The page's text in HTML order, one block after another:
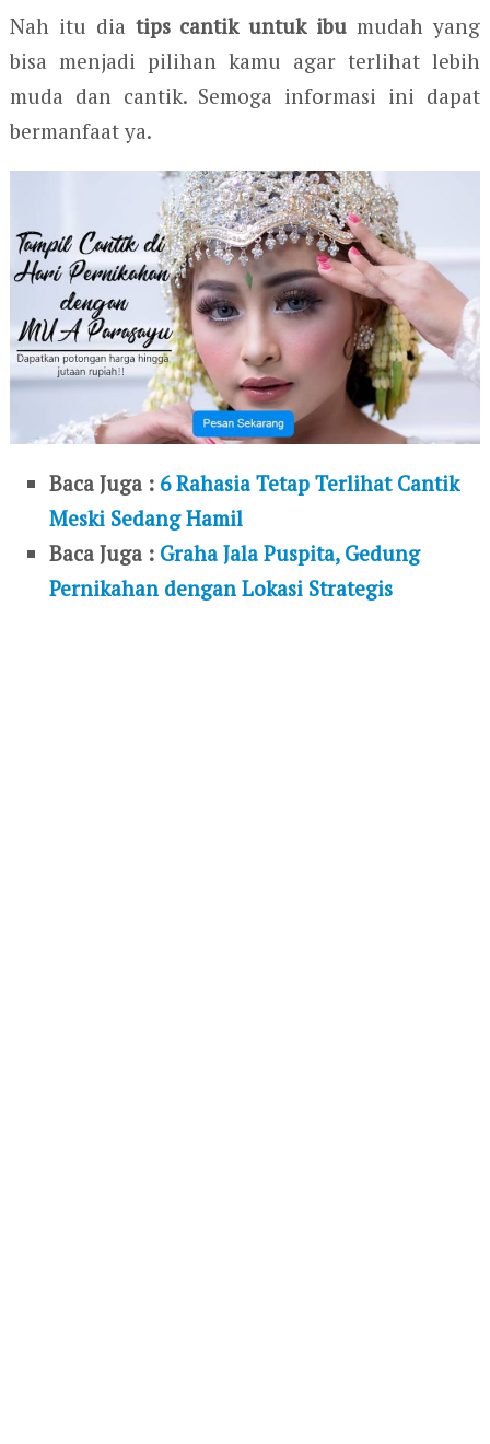
Nah itu dia tips cantik untuk ibu mudah yang
bisa menjadi pilihan kamu agar terlihat lebih
muda dan cantik. Semoga informasi ini dapat
bermanfaat ya.
Baca Juga : 6 Rahasia Tetap Terlihat Cantik
Meski Sedang Hamil
Baca Juga : Graha Jala Puspita, Gedung
Pernikahan dengan Lokasi Strategis